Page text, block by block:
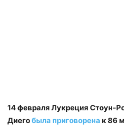
14 февраля Лукреция Стоун-
Диегобыла приговорена к 86